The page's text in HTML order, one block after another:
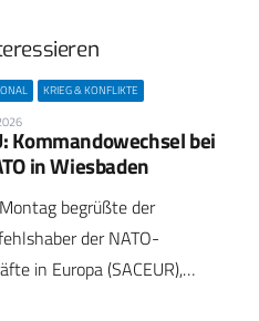
KRIEG & KONFLIKTE
Kommandowechsel bei
in Wiesbaden
begrüßte der
der NATO-
in Europa (SACEUR),…